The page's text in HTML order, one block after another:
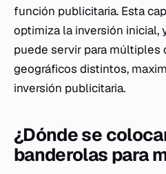
función publicitaria. Esta
optimiza la inversión inicial,
puede servir para múltiples
geográficos distintos,
inversión publicitaria.
¿Dónde se
banderolas para